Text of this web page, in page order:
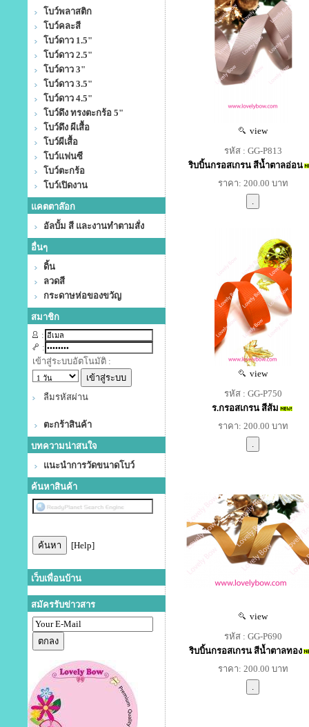
โบว์พลาสติก
โบว์คละสี
โบว์ดาว 1.5"
โบว์ดาว 2.5"
โบว์ดาว 3"
โบว์ดาว 3.5"
โบว์ดาว 4.5"
โบว์ดึง ทรงตะกร้อ 5"
โบว์ดึง ผีเสื้อ
โบว์ผีเสื้อ
โบว์แฟนซี
โบว์ตะกร้อ
โบว์เปิดงาน
แคตตาล๊อก
อัลบั้ม สี และงานทำตามสั่ง
อื่นๆ
ดิ้น
ลวดสี
กระดาษห่อของขวัญ
สมาชิก
:
:
เข้าสู่ระบบอัตโนมัติ :
ลืมรหัสผ่าน
ตะกร้าสินค้า
บทความน่าสนใจ
แนะนำการวัดขนาดโบว์
ค้นหาสินค้า
[Help]
เว็บเพื่อนบ้าน
สมัครรับข่าวสาร
view
รหัส : GG-P813
ริบบิ้นกรอสเกรน สีน้ำตาลอ่อน
ราคา: 200.00 บาท
view
รหัส : GG-P750
ร.กรอสเกรน สีส้ม
ราคา: 200.00 บาท
view
รหัส : GG-P690
ริบบิ้นกรอสเกรน สีน้ำตาลทอง
ราคา: 200.00 บาท